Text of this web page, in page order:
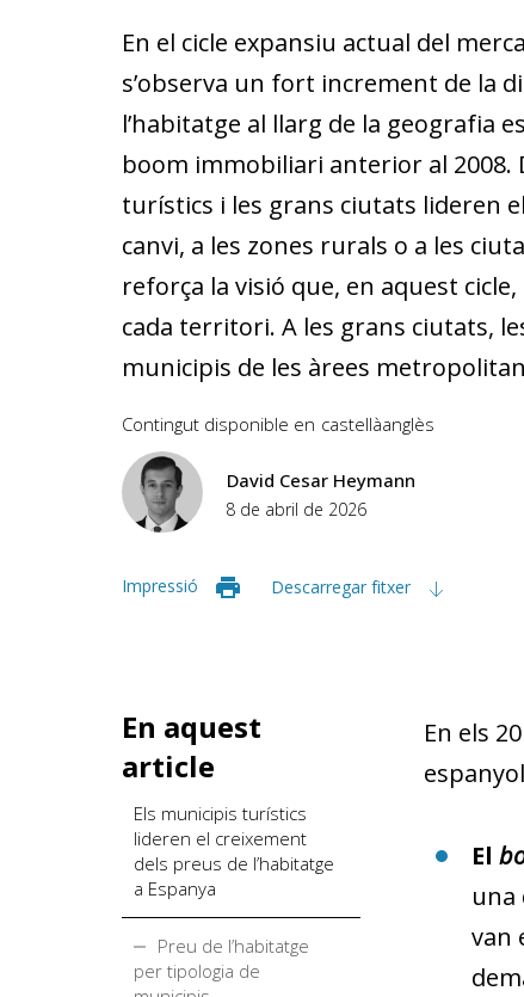
En el cicle expansiu actual del
s’observa un fort increment de la
l’habitatge al llarg de la geografia
boom immobiliari anterior al 2008.
turístics i les grans ciutats lideren
canvi, a les zones rurals o a les
reforça la visió que, en aquest
cada territori. A les grans ciutats,
municipis de les àrees
Contingut disponible en castellàanglès
David Cesar Heymann
8 de abril de 2026
Impressió Descarregar fitxer
En aquest
article
Els municipis turístics
lideren el creixement
dels preus de l’habitatge
a Espanya
Preu de l’habitatge
per tipologia de
En els
El
una
van